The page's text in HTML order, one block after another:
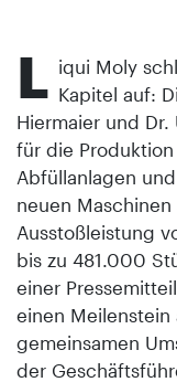
L iqui Moly
Kapitel auf:
Hiermaier und
für die
Abfüllanlagen
neuen
Ausstoßleistung
bis zu 481.000
einer
einen Meilenstein
gemeinsamen
der